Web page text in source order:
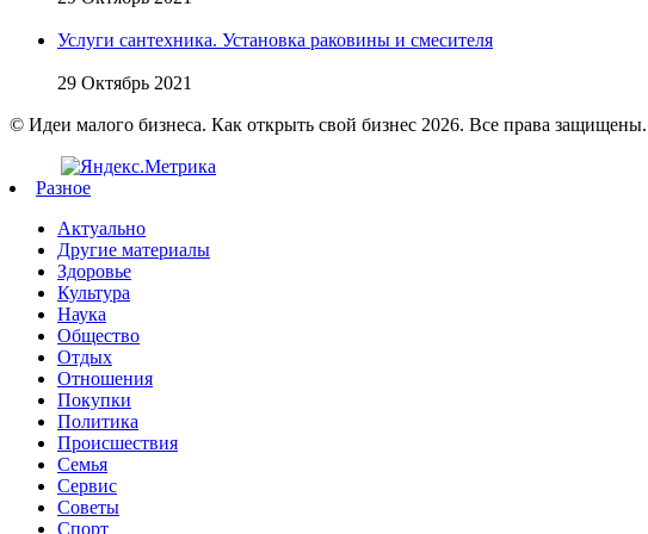
Услуги сантехника. Установка раковины и смесителя
29 Октябрь 2021
© Идеи малого бизнеса. Как открыть свой бизнес 2026. Все права защищены.
Разное
Актуально
Другие материалы
Здоровье
Культура
Наука
Общество
Отдых
Отношения
Покупки
Политика
Происшествия
Семья
Сервис
Советы
Спорт